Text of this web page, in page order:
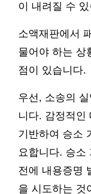
이 내려질 수
소액재판에서
물어야 하는 상
점이 있습니다.
우선, 소송의
니다. 감정적인
기반하여 승소
요합니다. 승소
전에 내용증명
을 시도하는 것